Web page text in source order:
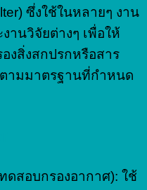
ซึ่งใช้ในหลายๆ งาน
านวิจัยต่างๆ เพื่อให้
งสิ่งสกปรกหรือสาร
ามมาตรฐานที่กำหนด
ดสอบกรองอากาศ): ใช้